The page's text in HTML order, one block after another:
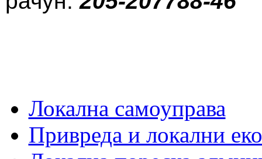
Локална самоуправа
Привреда и локални